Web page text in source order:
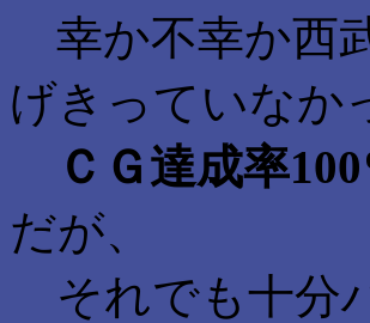
幸か不幸か西
げきっていなか
ＣＧ達成率
だが、
それでも十分